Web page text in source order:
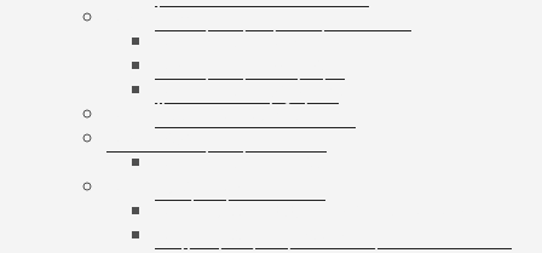
Banding
Banderolierbänder
Banderolierzubehör
Bandlose Stretchfolie
Bausätze
Banderolier-Sets
Bedruckte ECO-Papierklebebänder